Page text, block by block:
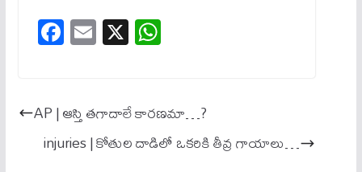
Fa
ce
ok
E
m
X W
ha
A
pp
AP | ఆస్తి తగాదాలే కారణమా…?
injuries | కోతుల దాడిలో ఒకరికి తీవ్ర గాయాలు…